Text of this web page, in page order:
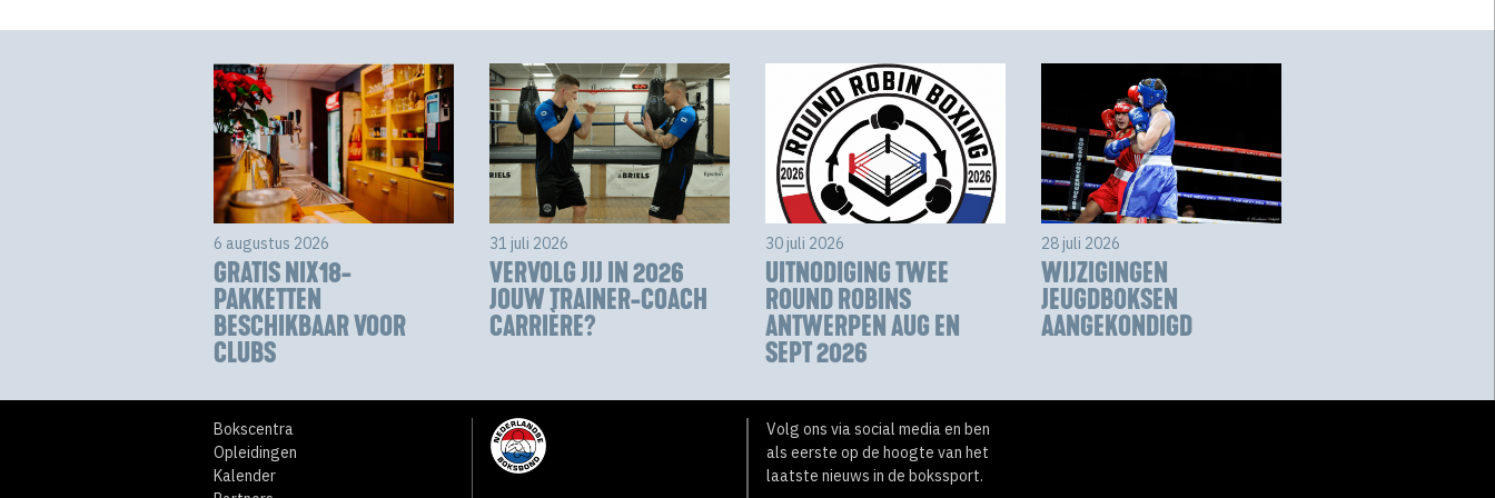
6 augustus 2026
GRATIS NIX18-
PAKKETTEN
BESCHIKBAAR VOOR
CLUBS
31 juli 2026
VERVOLG JIJ IN 2026
JOUW TRAINER-COACH
CARRIÈRE?
30 juli 2026
UITNODIGING TWEE
ROUND ROBINS
ANTWERPEN AUG EN
SEPT 2026
28 juli 2026
WIJZIGINGEN
JEUGDBOKSEN
AANGEKONDIGD
Bokscentra
Opleidingen
Kalender
Volg ons via social media en ben
als eerste op de hoogte van het
laatste nieuws in de bokssport.